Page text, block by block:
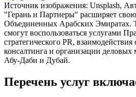
Источник изображения: Unsplash,
"Герань и Партнеры" расширяет свою
Объединенных Арабских Эмиратах.
смогут воспользоваться услугами
стратегического PR,
консалтинга и организации деловых
Абу-Даби и Дубай.
Перечень услуг